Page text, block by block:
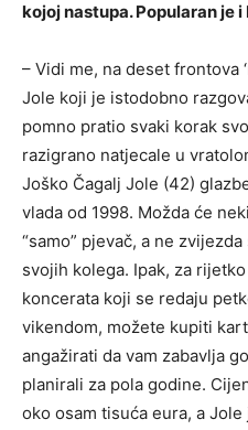
kojoj nastupa. Popularan je
– Vidi me, na deset frontova
Jole koji je istodobno
pomno pratio svaki korak
razigrano natjecale u
Joško Čagalj Jole (42)
vlada od 1998. Možda će
“samo” pjevač, a ne
svojih kolega. Ipak, za
koncerata koji se redaju
vikendom, možete kupiti
angažirati da vam zabavlja
planirali za pola godine.
oko osam tisuća eura, a